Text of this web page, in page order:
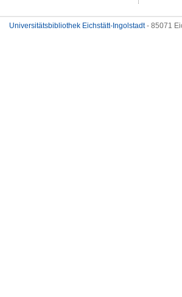
Universitätsbibliothek Eichstätt-Ingolstadt- 85071